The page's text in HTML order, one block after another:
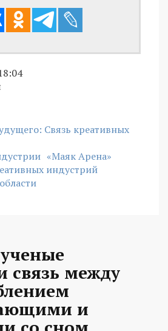
Связь креативных
«Маяк Арена»
индустрий
связь между
и